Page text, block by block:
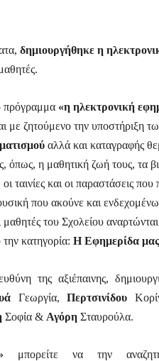
δημιουργήθηκε η
πρόγραμμα «η ηλεκτρονική
με ζητούμενο την υποστήριξη
αλλά και καταγραφής
όπως, η μαθητική ζωή τους, τα
ταινίες και οι παραστάσεις που
που ακούνε και
του Σχολείου
κατηγορία: Η Εφημερίδα μας
της αξιέπαινης,
Γεωργία,Περτσινίδου
Σοφία & Αγόρη Σταυρούλα.
μπορείτε να την